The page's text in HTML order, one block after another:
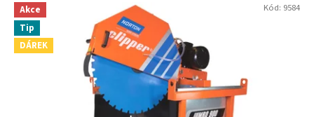
Akce
Tip
DÁREK
Kód: 9584